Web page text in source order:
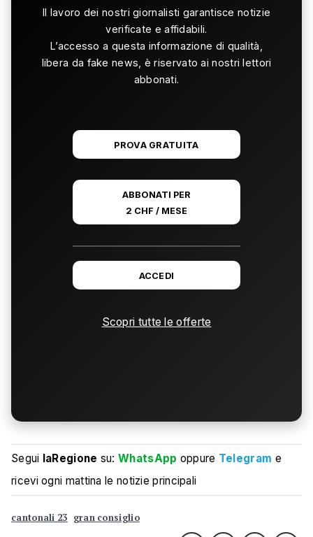
Il lavoro dei nostri giornalisti garantisce notizie
verificate e affidabili.
L’accesso a questa informazione di qualità,
libera da fake news, è riservato ai nostri lettori
abbonati.
PROVA GRATUITA
ABBONATI PER
2 CHF / MESE
ACCEDI
Scopri tutte le offerte
Segui laRegione su:WhatsApp oppure Telegram e
ricevi ogni mattina le notizie principali
cantonali 23 gran consiglio